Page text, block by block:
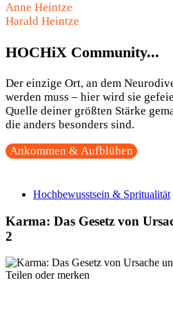
Anne Heintze
Harald Heintze
HOCHiX Community...
Der einzige Ort, an dem
werden muss – hier wird sie
Quelle deiner größten Stärke
die anders besonders sind.
Ankommen & Aufblühen
Hochbewusstsein & Spritualität
Karma: Das Gesetz von
2
Teilen oder merken